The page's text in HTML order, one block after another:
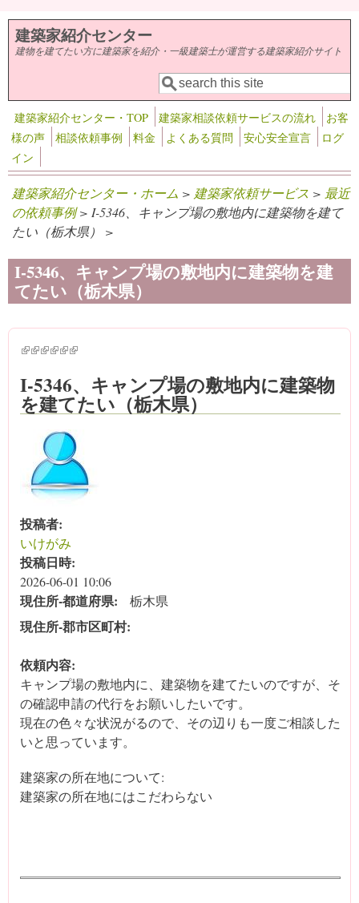
メインコンテンツに移動
建築家紹介センター
建物を建てたい方に建築家を紹介・一級建築士が運営する建築家紹介サイト
検索フォーム
検索
建築家紹介センター・TOP 建築家相談依頼サービスの流れ
お客
様の声
相談依頼事例 料金 よくある質問 安心安全宣言
ログ
イン
建築家紹介センター・ホーム > 建築家依頼サービス > 最近
の依頼事例> I-5346、キャンプ場の敷地内に建築物を建て
たい（栃木県） >
I-5346、キャンプ場の敷地内に建築物を建
てたい（栃木県）
(link is external)
(link is external)
(link is external)
(link is external)
(link is external)
(link is external)
I-5346、キャンプ場の敷地内に建築物
を建てたい（栃木県）
投稿者:
いけがみ
投稿日時:
2026-06-01 10:06
現住所‐都道府県: 栃木県
現住所‐郡市区町村:
依頼内容:
キャンプ場の敷地内に、建築物を建てたいのですが、そ
の確認申請の代行をお願いしたいです。
現在の色々な状況がるので、その辺りも一度ご相談した
いと思っています。
建築家の所在地について:
建築家の所在地にはこだわらない